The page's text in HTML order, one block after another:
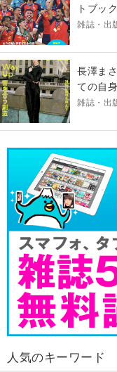
トブッ
雑誌・出
長澤ま
ての自
雑誌・出
人気のキーワード